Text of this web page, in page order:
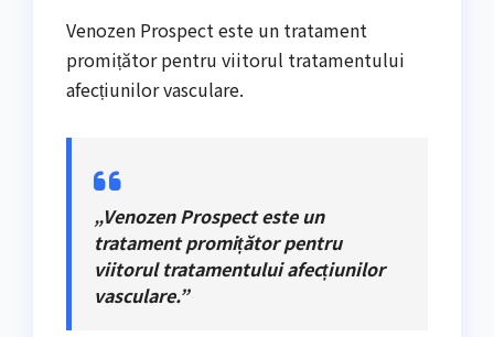
Venozen Prospect este un tratament
promițător pentru viitorul tratamentului
afecțiunilor vasculare.
„Venozen Prospect este un
tratament promițător pentru
viitorul tratamentului afecțiunilor
vasculare.”